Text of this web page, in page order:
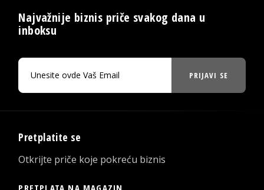
Najvažnije biznis priče svakog dana u
inboksu
PRIJAVI SE
Pretplatite se
Otkrijte priče koje pokreću biznis